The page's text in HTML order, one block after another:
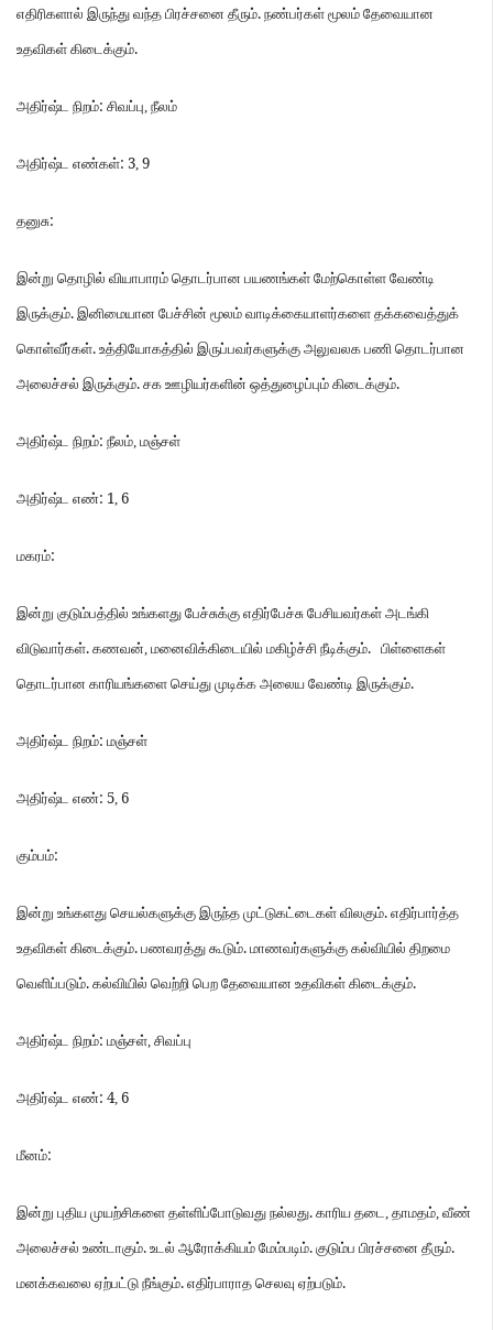
எதிரிகளால் இருந்து வந்த பிரச்சனை தீரும். நண்பர்கள் மூலம் தேவையான
உதவிகள் கிடைக்கும்.
அதிர்ஷ்ட நிறம்: சிவப்பு, நீலம்
அதிர்ஷ்ட எண்கள்: 3, 9
தனுசு:
இன்று தொழில் வியாபாரம் தொடர்பான பயணங்கள் மேற்கொள்ள வேண்டி
இருக்கும். இனிமையான பேச்சின் மூலம் வாடிக்கையாளர்களை தக்கவைத்துக்
கொள்வீர்கள். உத்தியோகத்தில் இருப்பவர்களுக்கு அலுவலக பணி தொடர்பான
அலைச்சல் இருக்கும். சக ஊழியர்களின் ஒத்துழைப்பும் கிடைக்கும்.
அதிர்ஷ்ட நிறம்: நீலம், மஞ்சள்
அதிர்ஷ்ட எண்: 1, 6
மகரம்:
இன்று குடும்பத்தில் உங்களது பேச்சுக்கு எதிர்பேச்சு பேசியவர்கள் அடங்கி
விடுவார்கள். கணவன், மனைவிக்கிடையில் மகிழ்ச்சி நீடிக்கும். பிள்ளைகள்
தொடர்பான காரியங்களை செய்து முடிக்க அலைய வேண்டி இருக்கும்.
அதிர்ஷ்ட நிறம்: மஞ்சள்
அதிர்ஷ்ட எண்: 5, 6
கும்பம்:
இன்று உங்களது செயல்களுக்கு இருந்த முட்டுகட்டைகள் விலகும். எதிர்பார்த்த
உதவிகள் கிடைக்கும். பணவரத்து கூடும். மாணவர்களுக்கு கல்வியில் திறமை
வெளிப்படும். கல்வியில் வெற்றி பெற தேவையான உதவிகள் கிடைக்கும்.
அதிர்ஷ்ட நிறம்: மஞ்சள், சிவப்பு
அதிர்ஷ்ட எண்: 4, 6
மீனம்:
இன்று புதிய முயற்சிகளை தள்ளிப்போடுவது நல்லது. காரிய தடை, தாமதம், வீண்
அலைச்சல் உண்டாகும். உடல் ஆரோக்கியம் மேம்படிம். குடும்ப பிரச்சனை தீரும்.
மனக்கவலை ஏற்பட்டு நீங்கும். எதிர்பாராத செலவு ஏற்படும்.